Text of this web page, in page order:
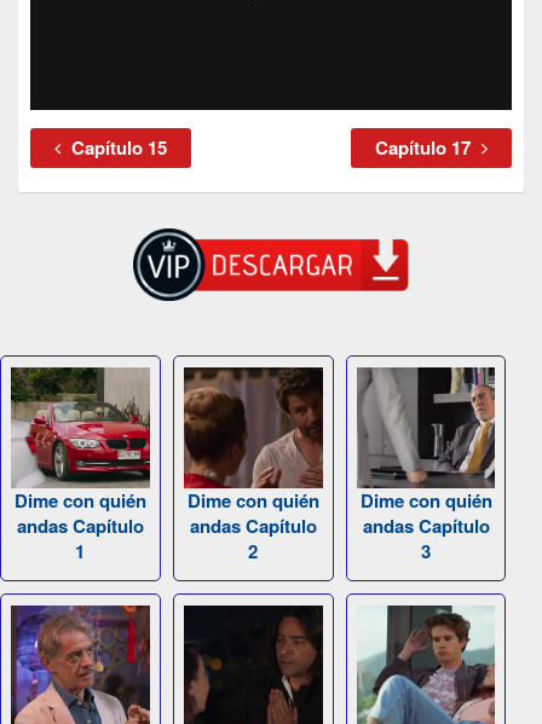
Capítulo 15 Capítulo 17
Dime con quién
andas Capítulo
1
Dime con quién
andas Capítulo
2
Dime con quién
andas Capítulo
3